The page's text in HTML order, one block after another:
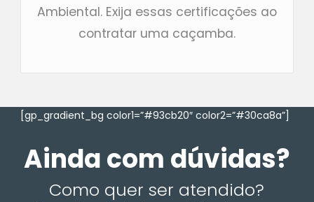
Ambiental. Exija essas certificações ao
contratar uma caçamba.
[gp_gradient_bg color1=”#93cb20″ color2=”#30ca8a”]
Ainda com dúvidas?
Como quer ser atendido?